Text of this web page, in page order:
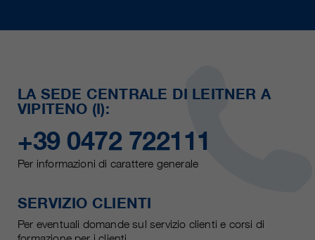
LA SEDE CENTRALE DI LEITNER A
VIPITENO (I):
+39 0472 722111
Per informazioni di carattere generale
SERVIZIO CLIENTI
Per eventuali domande sul servizio clienti e corsi di